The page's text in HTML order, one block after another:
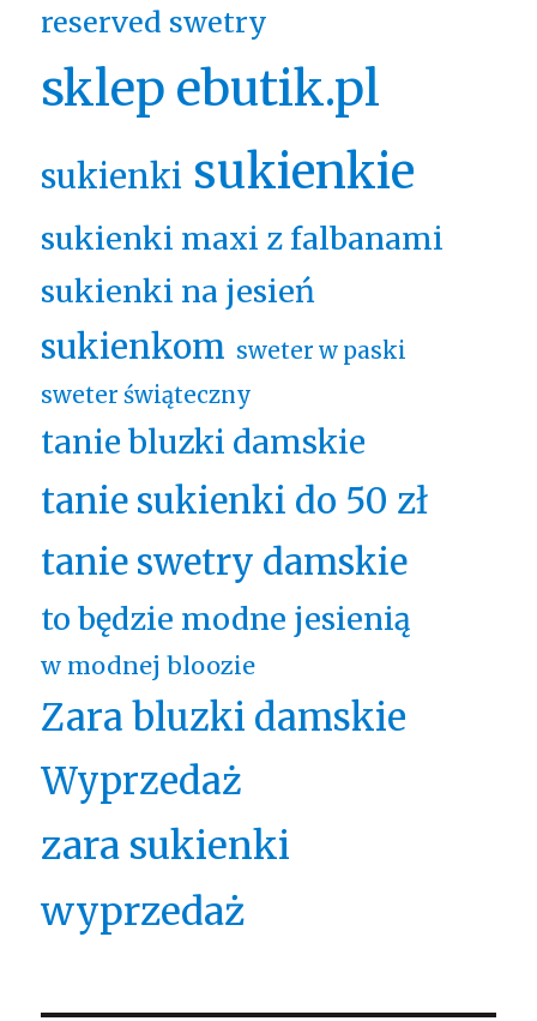
reserved swetry
sklep ebutik.pl
sukienki sukienkie
sukienki maxi z falbanami
sukienki na jesień
sukienkom sweter w paski
sweter świąteczny
tanie bluzki damskie
tanie sukienki do 50 zł
tanie swetry damskie
to będzie modne jesienią
w modnej bloozie
Zara bluzki damskie
Wyprzedaż
zara sukienki
wyprzedaż